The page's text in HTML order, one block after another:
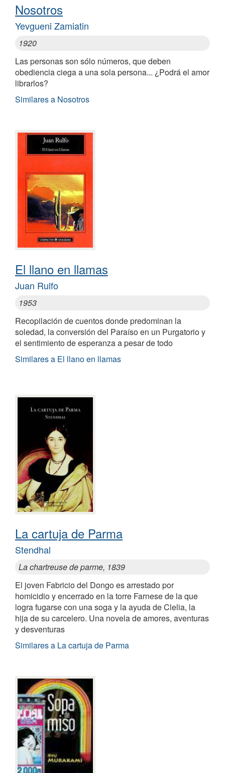
Nosotros
Yevgueni Zamiatin
1920
Las personas son sólo números, que deben
obediencia ciega a una sola persona... ¿Podrá el amor
librarlos?
Similares a Nosotros
El llano en llamas
Juan Rulfo
1953
Recopilación de cuentos donde predominan la
soledad, la conversión del Paraíso en un Purgatorio y
el sentimiento de esperanza a pesar de todo
Similares a El llano en llamas
La cartuja de Parma
Stendhal
La chartreuse de parme, 1839
El joven Fabricio del Dongo es arrestado por
homicidio y encerrado en la torre Farnese de la que
logra fugarse con una soga y la ayuda de Clelia, la
hija de su carcelero. Una novela de amores, aventuras
y desventuras
Similares a La cartuja de Parma